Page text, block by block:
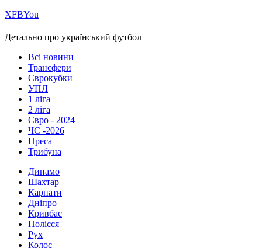
ХFBYou
Детально про український футбол
Всі новини
Трансфери
Єврокубки
УПЛ
1 ліга
2 ліга
Євро - 2024
ЧС -2026
Преса
Трибуна
Динамо
Шахтар
Карпати
Дніпро
Кривбас
Полісся
Рух
Колос